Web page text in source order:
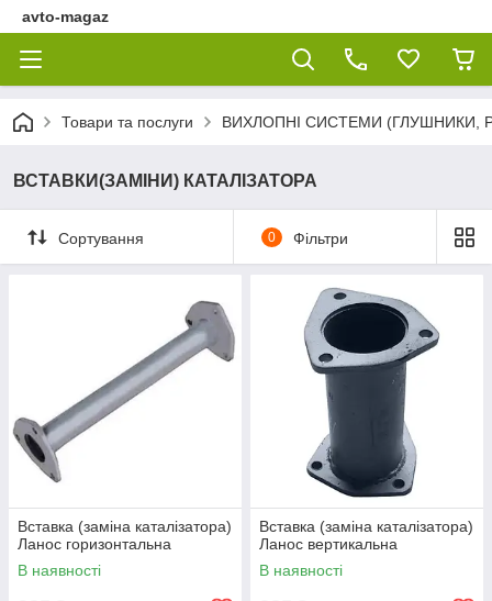
avto-magaz
Товари та послуги ВИХЛОПНІ СИСТЕМИ (ГЛУШНИКИ,
ВСТАВКИ(ЗАМІНИ) КАТАЛІЗАТОРА
Сортування 0 Фільтри
Вставка (заміна каталізатора)
Ланос горизонтальна
В наявності
Вставка (заміна каталізатора)
Ланос вертикальна
В наявності